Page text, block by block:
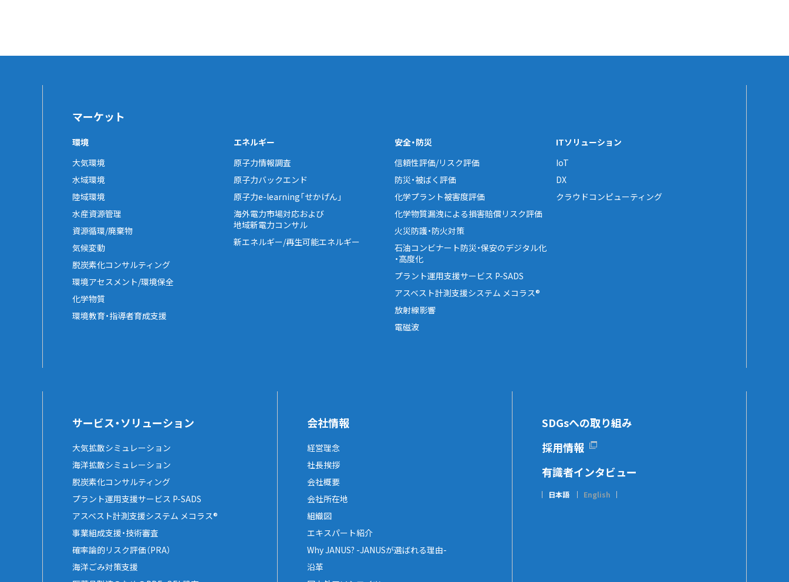
マーケット
環境
大気環境
水域環境
陸域環境
水産資源管理
資源循環/廃棄物
気候変動
脱炭素化コンサルティング
環境アセスメント/環境保全
化学物質
環境教育・指導者育成支援
エネルギー
原子力情報調査
原子力バックエンド
原子力e-learning「せかげん」
海外電力市場対応および
地域新電力コンサル
新エネルギー/再生可能エネルギー
安全・防災
信頼性評価/リスク評価
防災・被ばく評価
化学プラント被害度評価
化学物質漏洩による損害賠償リスク評価
火災防護・防火対策
石油コンビナート防災・保安のデジタル化
・高度化
プラント運用支援サービス P-SADS
アスベスト計測支援システム メコラス®
放射線影響
電磁波
ITソリューション
IoT
DX
クラウドコンピューティング
サービス・ソリューション
大気拡散シミュレーション
海洋拡散シミュレーション
脱炭素化コンサルティング
プラント運用支援サービス P-SADS
アスベスト計測支援システム メコラス®
事業組成支援・技術審査
確率論的リスク評価（PRA）
海洋ごみ対策支援
会社情報
経営理念
社長挨拶
会社概要
会社所在地
組織図
エキスパート紹介
Why JANUS? -JANUSが選ばれる理由-
沿革
SDGsへの取り組み
採用情報
有識者インタビュー
日本語 English